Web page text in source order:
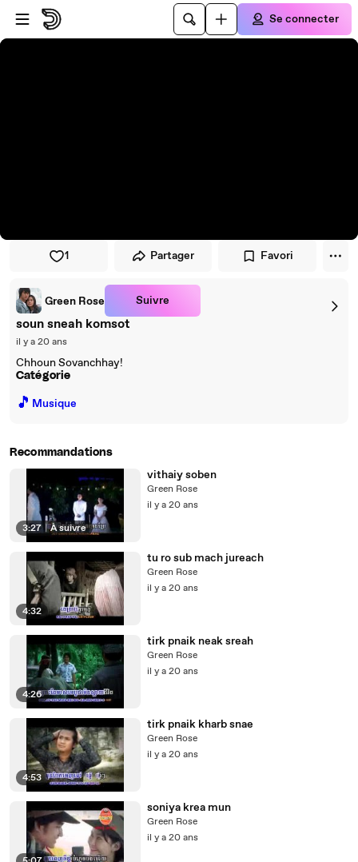
Passer au player
Passer au contenu principal
Se connecter
1 Partager Favori
Green Rose Suivre
soun sneah komsot
il y a 20 ans
Chhoun Sovanchhay!
Catégorie
🎵 Musique
Recommandations
3:27 | À suivre
vithaiy soben
Green Rose
il y a 20 ans
4:32
tu ro sub mach jureach
Green Rose
il y a 20 ans
4:26
tirk pnaik neak sreah
Green Rose
il y a 20 ans
4:53
tirk pnaik kharb snae
Green Rose
il y a 20 ans
soniya krea mun
Green Rose
il y a 20 ans